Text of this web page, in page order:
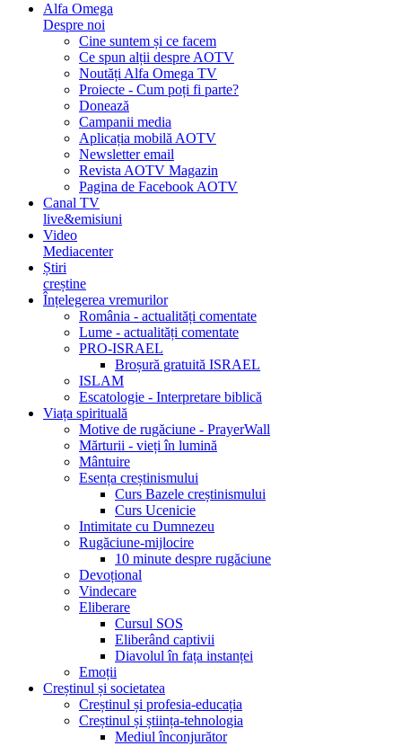
Alfa Omega
Despre noi
Cine suntem și ce facem
Ce spun alții despre AOTV
Noutăți Alfa Omega TV
Proiecte - Cum poți fi parte?
Donează
Campanii media
Aplicația mobilă AOTV
Newsletter email
Revista AOTV Magazin
Pagina de Facebook AOTV
Canal TV
live&emisiuni
Video
Mediacenter
Știri
creștine
Înțelegerea vremurilor
România - actualități comentate
Lume - actualități comentate
PRO-ISRAEL
Broșură gratuită ISRAEL
ISLAM
Escatologie - Interpretare biblică
Viața spirituală
Motive de rugăciune - PrayerWall
Mărturii - vieți în lumină
Mântuire
Esența creștinismului
Curs Bazele creștinismului
Curs Ucenicie
Intimitate cu Dumnezeu
Rugăciune-mijlocire
10 minute despre rugăciune
Devoțional
Vindecare
Eliberare
Cursul SOS
Eliberând captivii
Diavolul în fața instanței
Emoții
Creștinul și societatea
Creștinul și profesia-educația
Creștinul și știința-tehnologia
Mediul înconjurător